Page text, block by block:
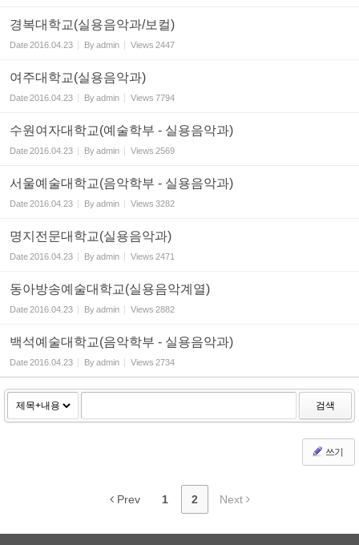
경복대학교(실용음악과/보컬)
Date2016.04.23 Byadmin Views 2447
여주대학교(실용음악과)
Date2016.04.23 Byadmin Views 7794
수원여자대학교(예술학부 - 실용음악과)
Date2016.04.23 Byadmin Views 2569
서울예술대학교(음악학부 - 실용음악과)
Date2016.04.23 Byadmin Views 3282
명지전문대학교(실용음악과)
Date2016.04.23 Byadmin Views 2471
동아방송예술대학교(실용음악계열)
Date2016.04.23 Byadmin Views 2882
백석예술대학교(음악학부 - 실용음악과)
Date2016.04.23 Byadmin Views 2734
검색
쓰기
Prev 1 2 Next